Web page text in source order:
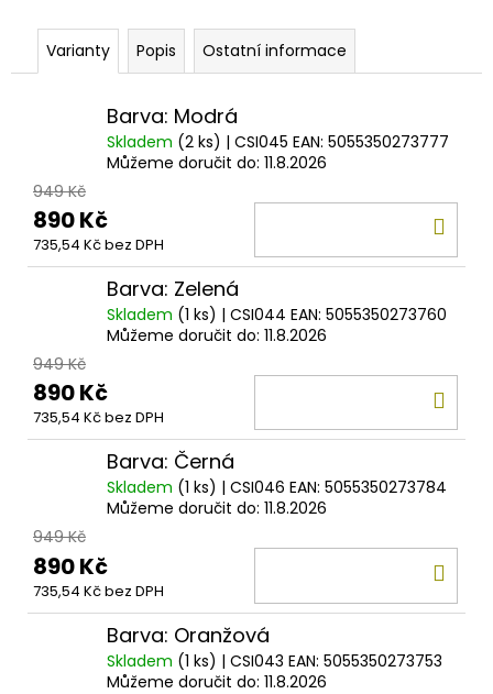
Varianty Popis Ostatní informace
Barva: Modrá
Skladem (2 ks) | CSI045 EAN: 5055350273777
Můžeme doručit do: 11.8.2026
949 Kč
890 Kč
735,54 Kč bez DPH
Barva: Zelená
Skladem (1 ks) | CSI044 EAN: 5055350273760
Můžeme doručit do: 11.8.2026
949 Kč
890 Kč
735,54 Kč bez DPH
Barva: Černá
Skladem (1 ks) | CSI046 EAN: 5055350273784
Můžeme doručit do: 11.8.2026
949 Kč
890 Kč
735,54 Kč bez DPH
Barva: Oranžová
Skladem (1 ks) | CSI043 EAN: 5055350273753
Můžeme doručit do: 11.8.2026
ZFISH
KRMÍTKO
60G
33
Kč